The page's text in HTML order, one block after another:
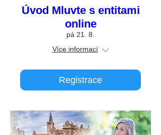
Úvod Mluvte s entitami
online
pá 21. 8.
Více informací
Registrace